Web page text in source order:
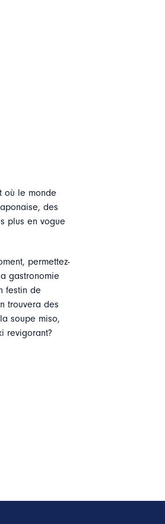
où le monde
des
plus en vogue
permettez-
gastronomie
festin de
trouvera des
soupe miso,
revigorant?